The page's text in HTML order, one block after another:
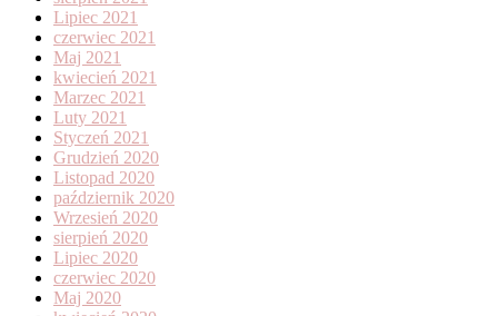
Lipiec 2021
czerwiec 2021
Maj 2021
kwiecień 2021
Marzec 2021
Luty 2021
Styczeń 2021
Grudzień 2020
Listopad 2020
październik 2020
Wrzesień 2020
sierpień 2020
Lipiec 2020
czerwiec 2020
Maj 2020